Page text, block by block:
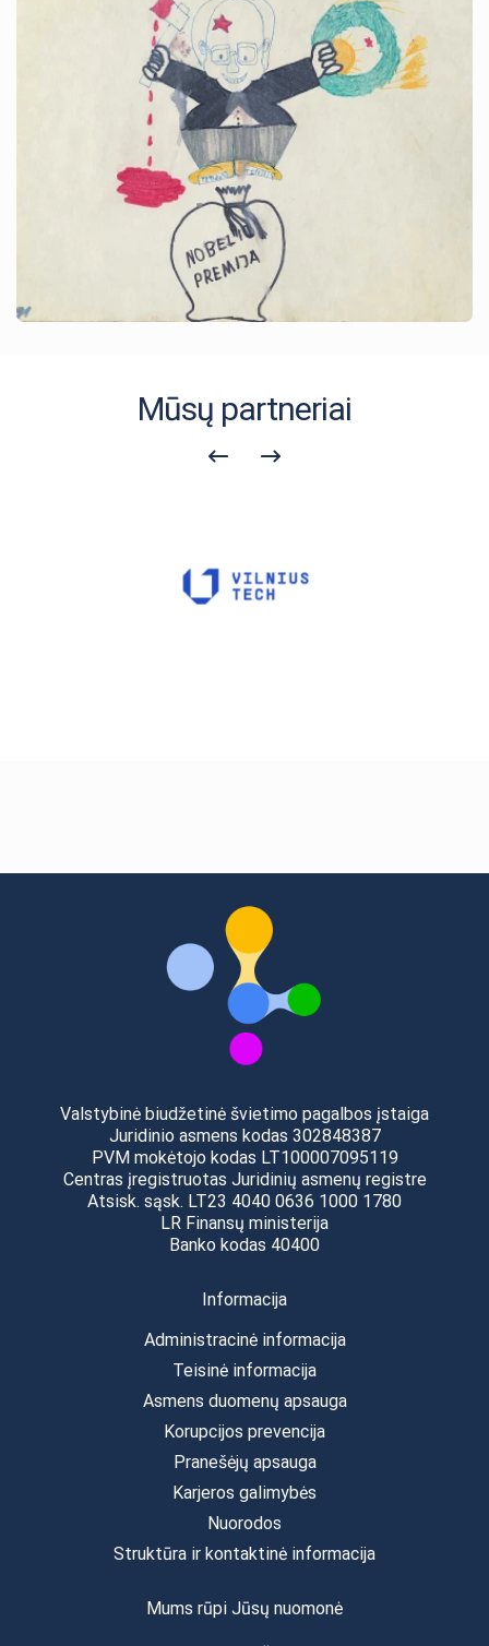
Mūsų partneriai
Valstybinė biudžetinė švietimo pagalbos įstaiga
Juridinio asmens kodas 302848387
PVM mokėtojo kodas LT100007095119
Centras įregistruotas Juridinių asmenų registre
Atsisk. sąsk. LT23 4040 0636 1000 1780
LR Finansų ministerija
Banko kodas 40400
Informacija
Administracinė informacija
Teisinė informacija
Asmens duomenų apsauga
Korupcijos prevencija
Pranešėjų apsauga
Karjeros galimybės
Nuorodos
Struktūra ir kontaktinė informacija
Mums rūpi Jūsų nuomonė